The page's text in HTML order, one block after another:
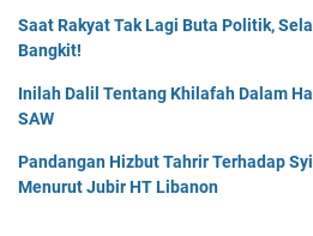
Saat Rakyat Tak Lagi Buta Politik,
Bangkit!
Inilah Dalil Tentang Khilafah Dalam
SAW
Pandangan Hizbut Tahrir Terhadap
Menurut Jubir HT Libanon